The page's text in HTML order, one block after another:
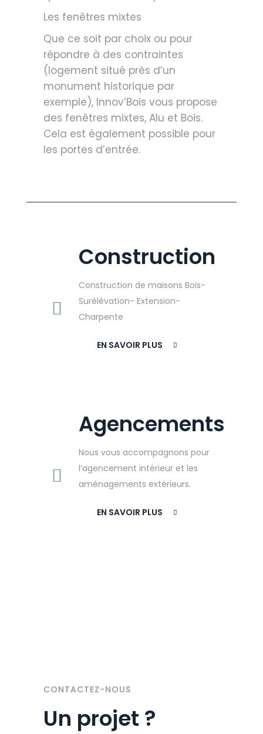
Les fenêtres mixtes
Que ce soit par choix ou pour
répondre à des contraintes
(logement situé près d’un
monument historique par
exemple), Innov’Bois vous propose
des fenêtres mixtes, Alu et Bois.
Cela est également possible pour
les portes d’entrée.
Construction
Construction de maisons Bois-
Surélévation- Extension-
Charpente
EN SAVOIR PLUS
Agencements
Nous vous accompagnons pour
l’agencement intérieur et les
aménagements extérieurs.
EN SAVOIR PLUS
CONTACTEZ-NOUS
Un projet ?